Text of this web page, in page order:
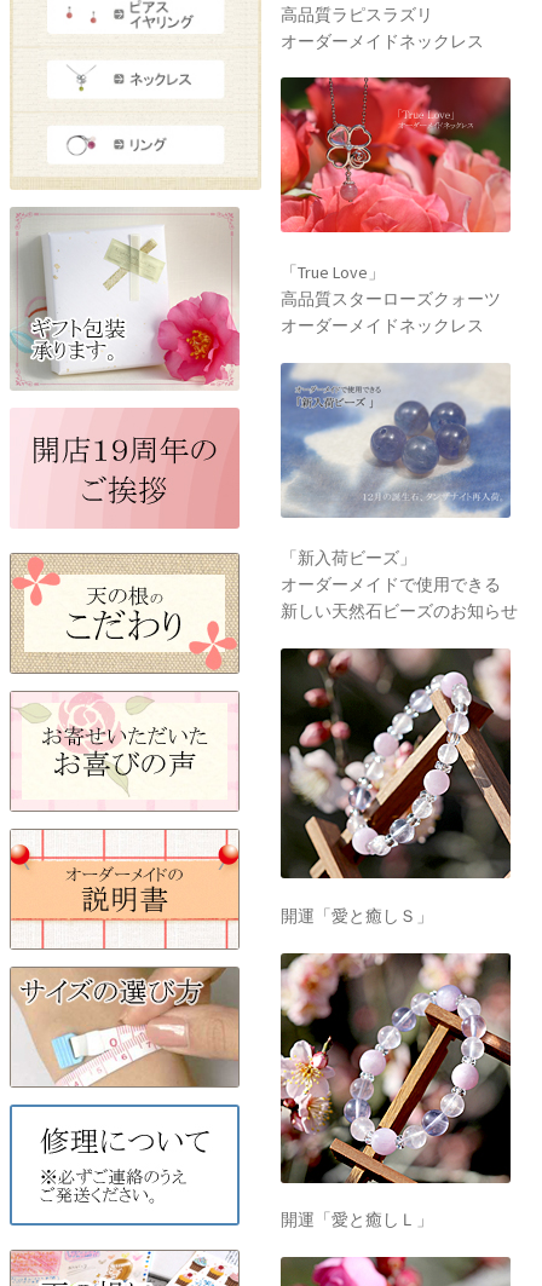
「新入荷ビーズ」
新しい天然石ビーズのお知らせ
開運「愛と癒しＳ」
開運「愛と癒しＬ」
開運「仕事と感謝」